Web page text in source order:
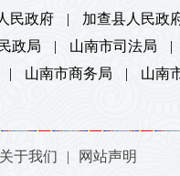
民政府 | 加查县人民政
政局 | 山南市司法局 |
| 山南市商务局 | 山南
关于我们 | 网站声明